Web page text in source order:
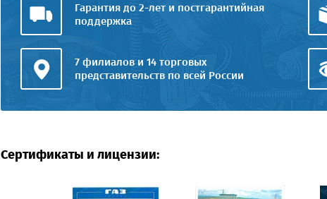
Гарантия до 2-лет и постгарантийная
поддержка
7 филиалов и 14 торговых
представительств по всей России
Сертификаты и лицензии: